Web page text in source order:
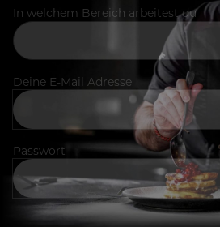
In welchem Bereich arbeitest du
Deine E-Mail Adresse
Passwort